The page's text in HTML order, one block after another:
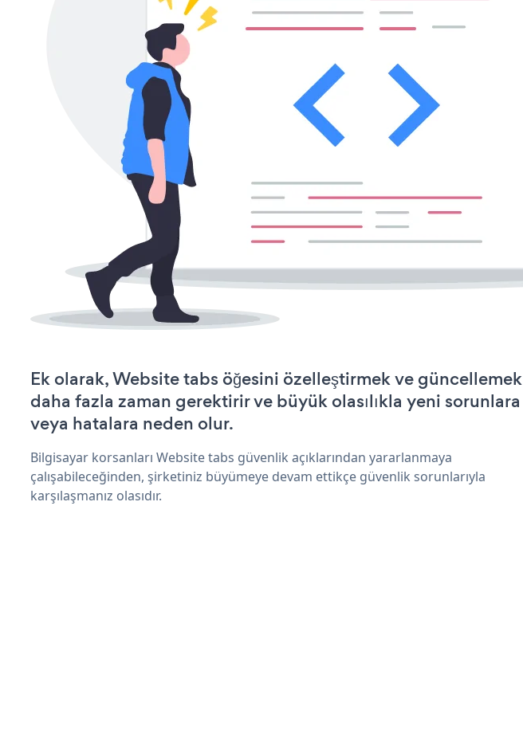
Ek olarak, Website tabs öğesini özelleştirmek ve güncellemek
daha fazla zaman gerektirir ve büyük olasılıkla yeni sorunlara
veya hatalara neden olur.
Bilgisayar korsanları Website tabs güvenlik açıklarından yararlanmaya
çalışabileceğinden, şirketiniz büyümeye devam ettikçe güvenlik sorunlarıyla
karşılaşmanız olasıdır.